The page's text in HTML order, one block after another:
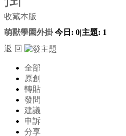
收藏本版
萌獸學園外掛 今日: 0|主題: 1
返 回
全部
原創
轉貼
發問
建議
申訴
分享